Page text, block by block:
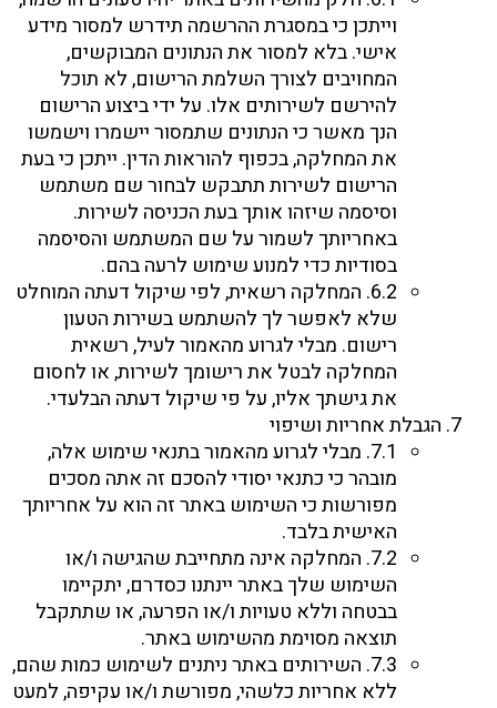
וייתכן כי במסגרת ההרשמה תידרש למסור מידע
אישי. בלא למסור את הנתונים המבוקשים,
המחויבים לצורך השלמת הרישום, לא תוכל
להירשם לשירותים אלו. על ידי ביצוע הרישום
הנך מאשר כי הנתונים שתמסור יישמרו וישמשו
את המחלקה, בכפוף להוראות הדין. ייתכן כי בעת
הרישום לשירות תתבקש לבחור שם משתמש
וסיסמה שיזהו אותך בעת הכניסה לשירות.
באחריותך לשמור על שם המשתמש והסיסמה
בסודיות כדי למנוע שימוש לרעה בהם.
6.2. המחלקה רשאית, לפי שיקול דעתה המוחלט
שלא לאפשר לך להשתמש בשירות הטעון
רישום. מבלי לגרוע מהאמור לעיל, רשאית
המחלקה לבטל את רישומך לשירות, או לחסום
את גישתך אליו, על פי שיקול דעתה הבלעדי.
הגבלת אחריות ושיפוי
7.1. מבלי לגרוע מהאמור בתנאי שימוש אלה,
מובהר כי כתנאי יסודי להסכם זה אתה מסכים
מפורשות כי השימוש באתר זה הוא על אחריותך
האישית בלבד.
7.2. המחלקה אינה מתחייבת שהגישה ו/או
השימוש שלך באתר יינתנו כסדרם, יתקיימו
בבטחה וללא טעויות ו/או הפרעה, או שתתקבל
תוצאה מסוימת מהשימוש באתר.
7.3. השירותים באתר ניתנים לשימוש כמות שהם,
ללא אחריות כלשהי, מפורשת ו/או עקיפה, למעט